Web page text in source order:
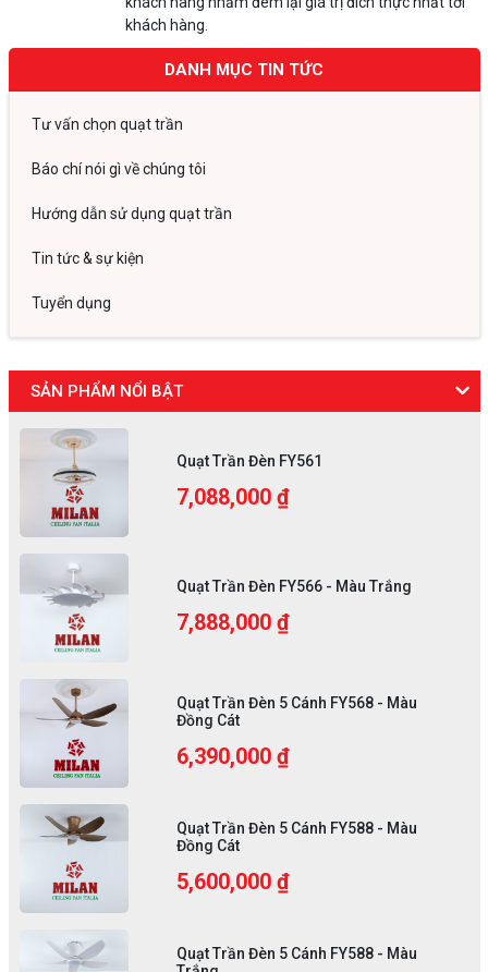
khách hàng.
DANH MỤC TIN TỨC
Tư vấn chọn quạt trần
Báo chí nói gì về chúng tôi
Hướng dẫn sử dụng quạt trần
Tin tức & sự kiện
Tuyển dụng
SẢN PHẨM NỔI BẬT
Quạt Trần Đèn FY561
7,088,000 ₫
Quạt Trần Đèn FY566 - Màu Trắng
7,888,000 ₫
Quạt Trần Đèn 5 Cánh FY568 - Màu
Đồng Cát
6,390,000 ₫
Quạt Trần Đèn 5 Cánh FY588 - Màu
Đồng Cát
5,600,000 ₫
Quạt Trần Đèn 5 Cánh FY588 - Màu